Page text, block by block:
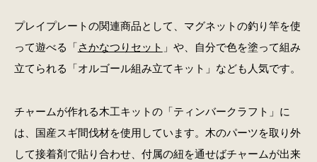
プレイプレートの関連商品として、マグネットの釣り竿を使
って遊べる「さかなつりセット 」や、自分で色を塗って組み
立てられる「オルゴール組み立てキット」なども人気です。
チャームが作れる木工キットの「ティンバークラフト」に
は、国産スギ間伐材を使用しています。木のパーツを取り外
して接着剤で貼り合わせ、付属の紐を通せばチャームが出来